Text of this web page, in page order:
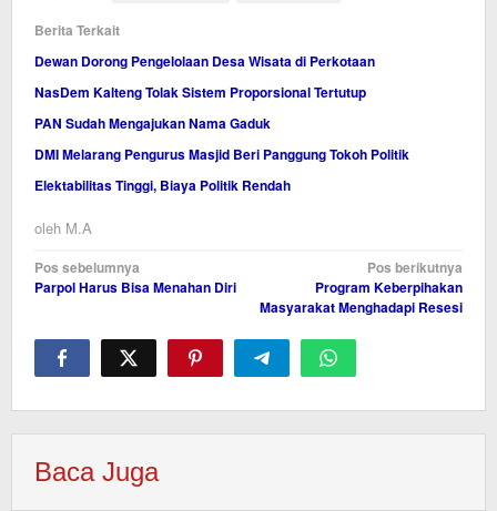
Berita Terkait
Dewan Dorong Pengelolaan Desa Wisata di Perkotaan
NasDem Kalteng Tolak Sistem Proporsional Tertutup
PAN Sudah Mengajukan Nama Gaduk
DMI Melarang Pengurus Masjid Beri Panggung Tokoh Politik
Elektabilitas Tinggi, Biaya Politik Rendah
oleh M.A
Navigasi
pos
Pos sebelumnya
Parpol Harus Bisa Menahan Diri
Pos berikutnya
Program Keberpihakan
Masyarakat Menghadapi Resesi
Baca Juga